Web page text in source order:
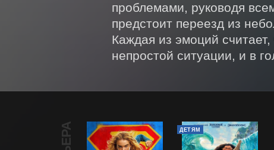
проблемами, руководя
предстоит переезд из
Каждая из эмоций
непростой ситуации, и в
ДЕТЯМ